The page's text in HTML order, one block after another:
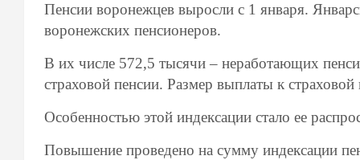
Пенсии воронежцев выросли с 1 января.
воронежских пенсионеров.
В их числе 572,5 тысячи – неработающих
страховой пенсии. Размер выплаты к
Особенностью этой индексации стало ее
Повышение проведено на сумму индексации